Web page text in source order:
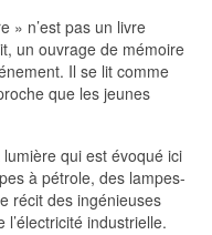
» n’est pas un livre
un ouvrage de mémoire
Il se lit comme
que les jeunes
qui est évoqué ici
à pétrole, des lampes-
récit des ingénieuses
industrielle.